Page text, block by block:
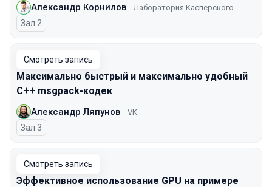
Александр Корнилов Лаборатория Касперского
Зал 2
Смотреть запись
Максимально быстрый и максимально удобный
С++ msgpack-кодек
Александр Ляпунов VK
Зал 3
Смотреть запись
Эффективное использование GPU на примере